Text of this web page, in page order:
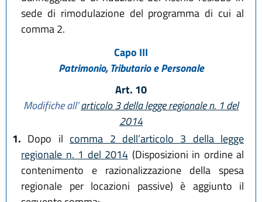
sede di rimodulazione del programma di cui al
comma 2.
Capo III
Patrimonio, Tributario e Personale
Art. 10
Modifiche all’articolo 3 della legge regionale n. 1 del
2014
1. Dopo il comma 2 dell’articolo 3 della legge
regionale n. 1 del 2014 (Disposizioni in ordine al
contenimento e razionalizzazione della spesa
regionale per locazioni passive) è aggiunto il